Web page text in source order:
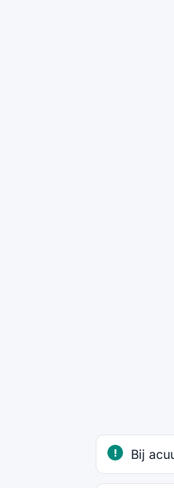
Bij